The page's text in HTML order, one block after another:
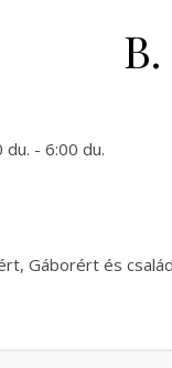
- 6:00 du.
Gáborért és